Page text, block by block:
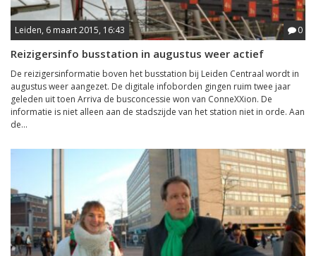
Leiden, 6 maart 2015, 16:43 0
Reizigersinfo busstation in augustus weer actief
De reizigersinformatie boven het busstation bij Leiden Centraal wordt in
augustus weer aangezet. De digitale infoborden gingen ruim twee jaar
geleden uit toen Arriva de busconcessie won van ConneXXion. De
informatie is niet alleen aan de stadszijde van het station niet in orde. Aan
de...